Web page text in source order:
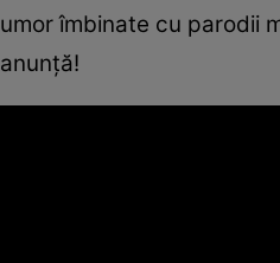
umor îmbinate cu parodii
anunță!